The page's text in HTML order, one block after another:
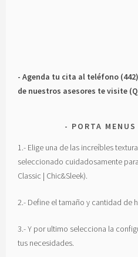
- Agenda tu cita al teléfono
de nuestros asesores te visite
PORTA
1.- Elige una de las increíbles
seleccionado cuidadosamente
Classic | Chic&Sleek).
2.- Define el tamaño y cantidad de
3.- Y por ultimo selecciona la
tus necesidades.